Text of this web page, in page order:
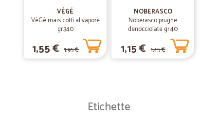
VÉGÉ
VèGè mais cotti al vapore
gr.340
1,55 € 1,95 €
NOBERASCO
Noberasco prugne
denocciolate gr.40
1,15 € 1,45 €
Etichette